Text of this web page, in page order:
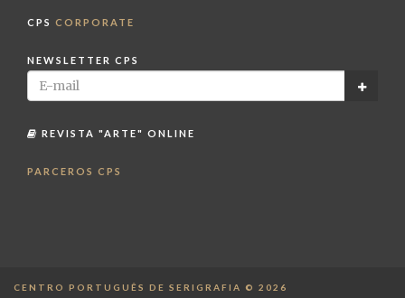
CPS CORPORATE
NEWSLETTER CPS
REVISTA "ARTE" ONLINE
PARCEROS CPS
CENTRO PORTUGUÊS DE SERIGRAFIA © 2026